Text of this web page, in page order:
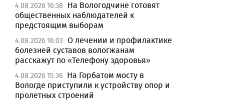
4.08.2026 16:38
На Вологодчине готовят
общественных наблюдателей к
предстоящим выборам
4.08.2026 16:03 О лечении и профилактике
болезней суставов вологжанам
расскажут по «Телефону здоровья»
4.08.2026 15:36 На Горбатом мосту в
Вологде приступили к устройству опор и
пролетных строений